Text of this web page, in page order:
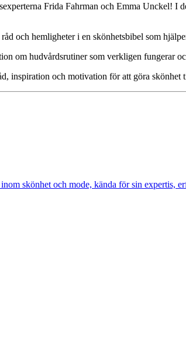
Frida Fahrman och Emma Unckel! I
och hemligheter i en skönhetsbibel som
om hudvårdsrutiner som verkligen fungerar
inspiration och motivation för att göra
skönhet och mode, kända för sin expertis,